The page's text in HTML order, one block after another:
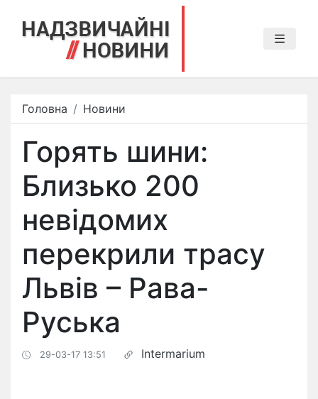
Головна Новини
Горять шини:
Близько 200
невідомих
перекрили трасу
Львів – Рава-
Руська
29-03-17 13:51 Intermarium